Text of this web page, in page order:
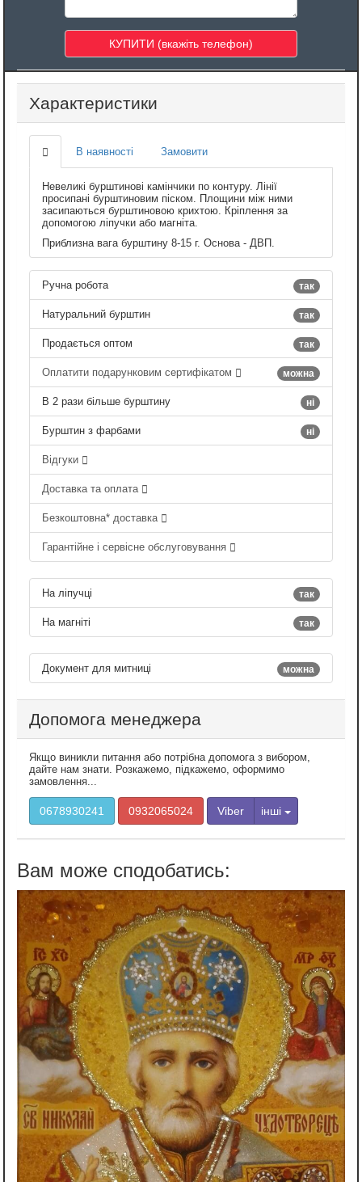
Характеристики
В наявності Замовити
Невеликі бурштинові камінчики по контуру. Лінії
просипані бурштиновим піском. Площини між ними
засипаються бурштиновою крихтою. Кріплення за
допомогою ліпучки або магніта.
Приблизна вага бурштину 8-15 г. Основа - ДВП.
так
Ручна робота
так
Натуральний бурштин
так
Продається оптом
можна
Оплатити подарунковим сертифікатом
ні
В 2 рази більше бурштину
ні
Бурштин з фарбами
Відгуки
Доставка та оплата
Безкоштовна* доставка
Гарантійне і сервісне обслуговування
так
На ліпучці
так
На магніті
можна
Документ для митниці
Допомога менеджера
Якщо виникли питання або потрібна допомога з вибором,
дайте нам знати. Розкажемо, підкажемо, оформимо
замовлення...
0678930241 0932065024 Viber інші